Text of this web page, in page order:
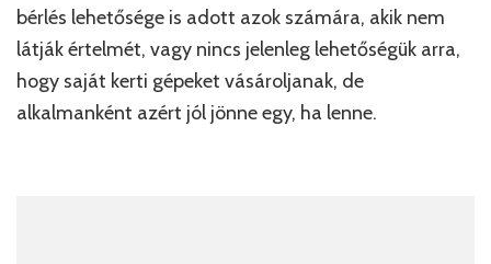
bérlés lehetősége is adott azok számára, akik nem
látják értelmét, vagy nincs jelenleg lehetőségük arra,
hogy saját kerti gépeket vásároljanak, de
alkalmanként azért jól jönne egy, ha lenne.